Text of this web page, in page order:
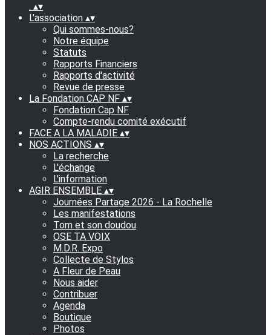
. ▴▾
L'association ▴▾
Qui sommes-nous?
Notre équipe
Statuts
Rapports Financiers
Rapports d'activité
Revue de presse
La Fondation CAP NF ▴▾
Fondation Cap NF
Compte-rendu comité exécutif
FACE A LA MALADIE ▴▾
NOS ACTIONS ▴▾
La recherche
L'échange
L'information
AGIR ENSEMBLE ▴▾
Journées Partage 2026 - La Rochelle
Les manifestations
Tom et son doudou
OSE TA VOIX
M.D.R. Expo
Collecte de Stylos
A Fleur de Peau
Nous aider
Contribuer
Agenda
Boutique
Photos